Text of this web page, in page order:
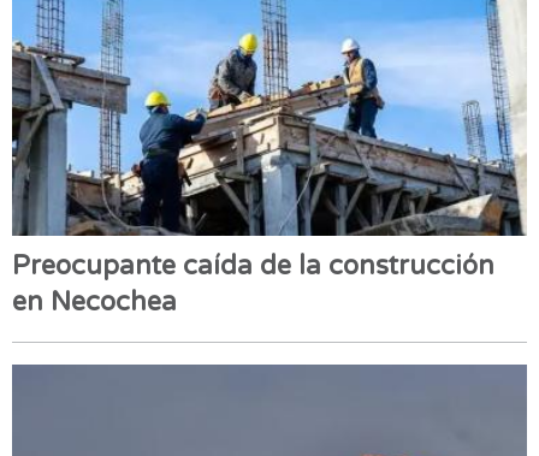
Preocupante caída de la construcción
en Necochea